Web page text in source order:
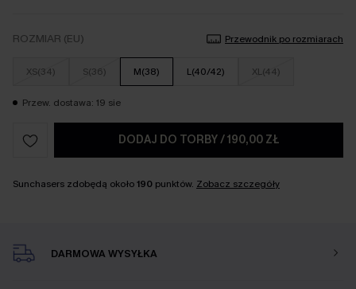
ROZMIAR (EU) Przewodnik po rozmiarach
XS(34) S(36) M(38) L(40/42) XL(44)
Przew. dostawa: 19 sie
DODAJ DO TORBY/190,00 ZŁ
Sunchasers zdobędą około190 punktów. Zobacz szczegóły
DARMOWA WYSYŁKA